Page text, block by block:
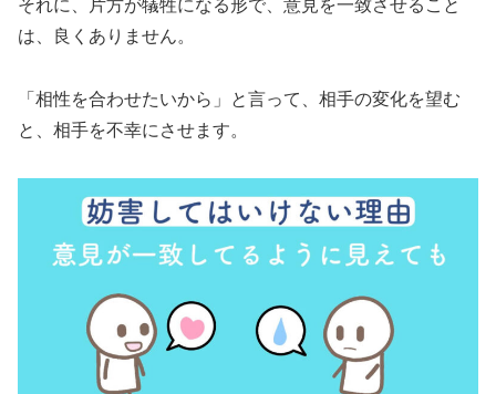
それに、片方が犠牲になる形で、意見を一致させること
は、良くありません。
「相性を合わせたいから」と言って、相手の変化を望む
と、相手を不幸にさせます。